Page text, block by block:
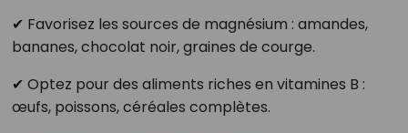
✔ Favorisez les sources de magnésium : amandes,
bananes, chocolat noir, graines de courge.
✔ Optez pour des aliments riches en vitamines B :
œufs, poissons, céréales complètes.